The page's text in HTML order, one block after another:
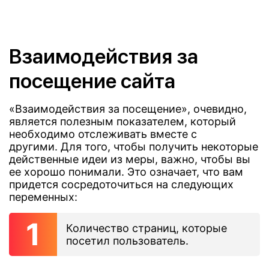
Взаимодействия за
посещение сайта
«Взаимодействия за посещение», очевидно,
является полезным показателем, который
необходимо отслеживать вместе с
другими. Для того, чтобы получить некоторые
действенные идеи из меры, важно, чтобы вы
ее хорошо понимали. Это означает, что вам
придется сосредоточиться на следующих
переменных:
Количество страниц, которые
посетил пользователь.